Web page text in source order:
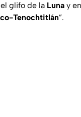
glifo de la Luna y
Tenochtitlán”.